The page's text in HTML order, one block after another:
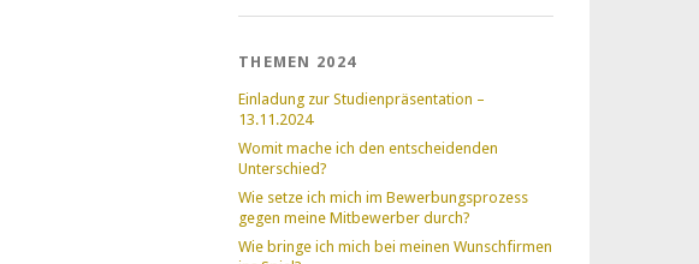
THEMEN 2024
Einladung zur Studienpräsentation –
13.11.2024
Womit mache ich den entscheidenden
Unterschied?
Wie setze ich mich im Bewerbungsprozess
gegen meine Mitbewerber durch?
Wie bringe ich mich bei meinen Wunschfirmen